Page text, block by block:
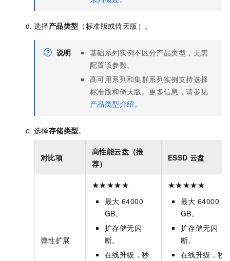
选择产品类型 （标准版或倚天版）。
说明
基础系列实例不区分产品类型，无需
配置该参数。
高可用系列和集群系列实例支持选择
标准版和倚天版。更多信息，请参见
产品类型介绍。
选择存储类型。
对比项
高性能云盘（推
荐）
ESSD 云盘
弹性扩展
★★★★★
最大 64000
GB。
扩存储无闪
断。
在线升级，秒
★★★★★
最大 64000
GB。
扩存储无闪
断。
在线升级，秒